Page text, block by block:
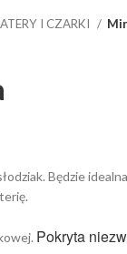
I CZARKI
Będzie
Pokryta